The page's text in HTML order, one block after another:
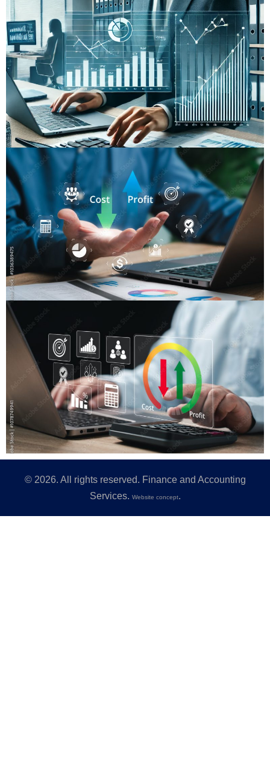
© 2026. All rights reserved. Finance and Accounting
Services. Website concept.